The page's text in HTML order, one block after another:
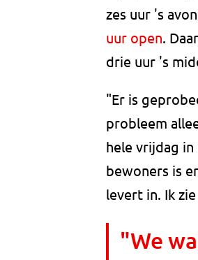
zes uur 's
uur open.
drie uur 's
"Er is
probleem
hele vrijdag
bewoners is
levert in. Ik
"We